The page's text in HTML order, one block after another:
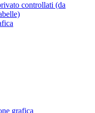
controllati (da
grafica